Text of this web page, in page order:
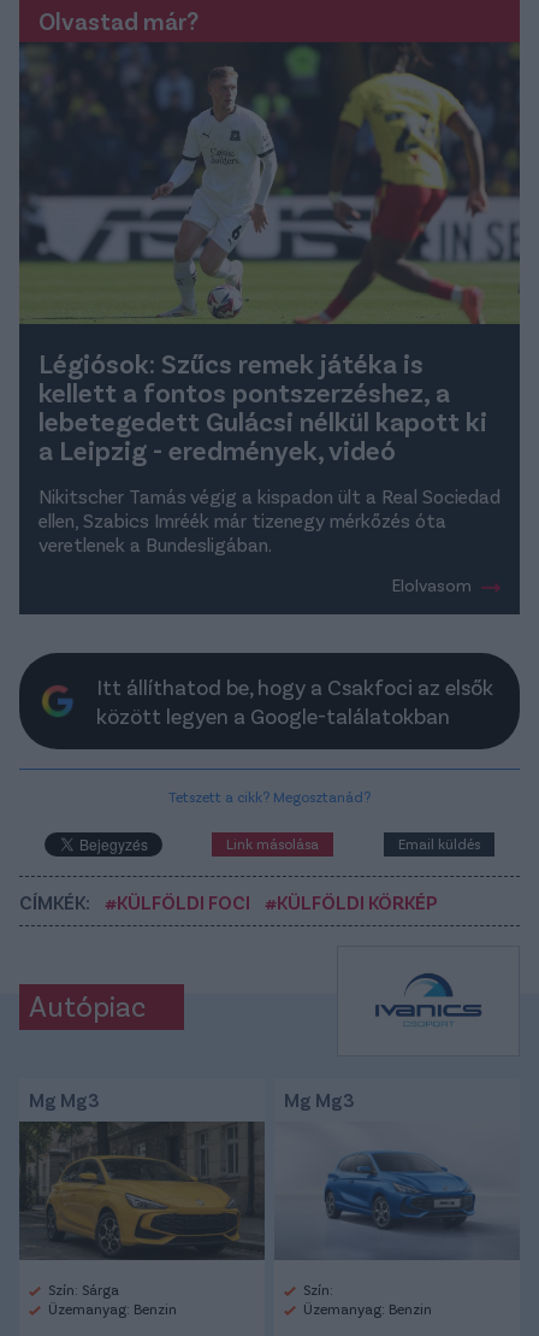
Olvastad már?
Légiósok: Szűcs remek játéka is
kellett a fontos pontszerzéshez, a
lebetegedett Gulácsi nélkül kapott ki
a Leipzig - eredmények, videó
Nikitscher Tamás végig a kispadon ült a Real Sociedad
ellen, Szabics Imréék már tizenegy mérkőzés óta
veretlenek a Bundesligában.
Elolvasom
Itt állíthatod be, hogy a Csakfoci az elsők
között legyen a Google-találatokban
Tetszett a cikk? Megosztanád?
Link másolása Email küldés
CÍMKÉK: #KÜLFÖLDI FOCI #KÜLFÖLDI KÖRKÉP
Autópiac
Mg Mg3
Szín: Sárga
Üzemanyag: Benzin
Mg Mg3
Szín:
Üzemanyag: Benzin